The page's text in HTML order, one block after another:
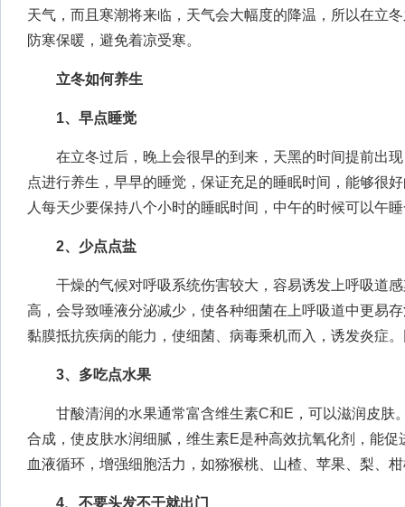
天气，而且寒潮将来临，天气会大幅度的降温，所以在立
防寒保暖，避免着凉受寒。
立冬如何养生
1、早点睡觉
在立冬过后，晚上会很早的到来，天黑的时间提前出现
点进行养生，早早的睡觉，保证充足的睡眠时间，能够很
人每天少要保持八个小时的睡眠时间，中午的时候可以午
2、少点点盐
干燥的气候对呼吸系统伤害较大，容易诱发上呼吸道感
高，会导致唾液分泌减少，使各种细菌在上呼吸道中更易
黏膜抵抗疾病的能力，使细菌、病毒乘机而入，诱发炎症
3、多吃点水果
甘酸清润的水果通常富含维生素C和E，可以滋润皮肤
合成，使皮肤水润细腻，维生素E是种高效抗氧化剂，能
血液循环，增强细胞活力，如猕猴桃、山楂、苹果、梨、
4、不要头发不干就出门